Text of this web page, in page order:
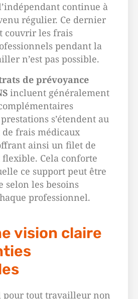
continue à
régulier. Ce dernier
couvrir les frais
pendant la
n’est pas possible.
de prévoyance
incluent généralement
s’étendent au
frais médicaux
ainsi un filet de
Cela conforte
ce support peut être
selon les besoins
professionnel.
vision claire
tout travailleur non